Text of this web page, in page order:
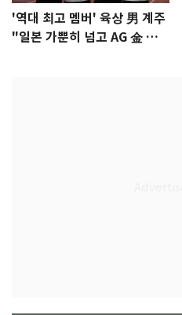
'역대 최고 멤버' 육상 男 계주
"일본 가뿐히 넘고 AG 金 따겠